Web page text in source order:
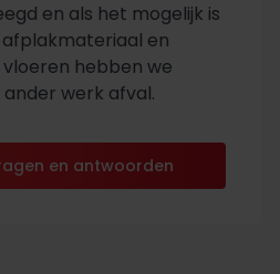
en als het mogelijk is
en
hebben we
werk afval.
en antwoorden